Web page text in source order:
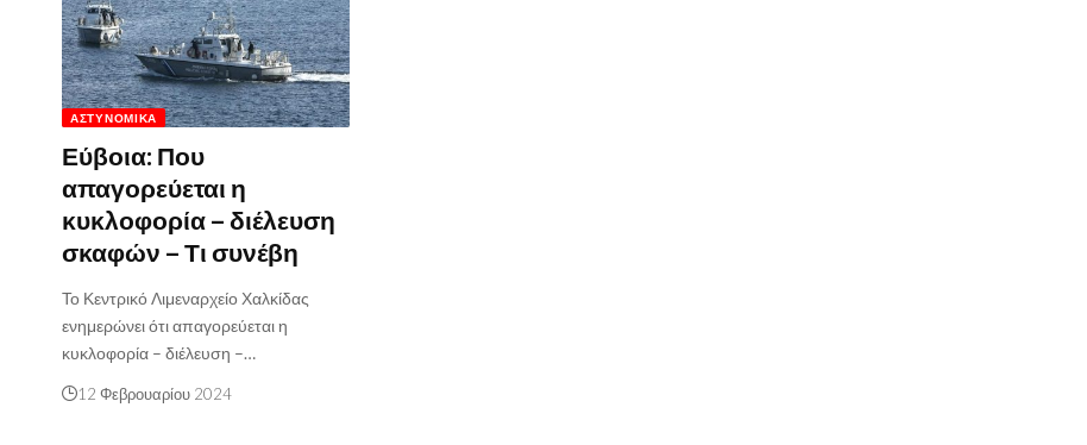
ΑΣΤΥΝΟΜΙΚΆ
Εύβοια: Που
απαγορεύεται η
κυκλοφορία – διέλευση
σκαφών – Τι συνέβη
Το Κεντρικό Λιμεναρχείο Χαλκίδας
ενημερώνει ότι απαγορεύεται η
κυκλοφορία – διέλευση –…
12 Φεβρουαρίου 2024